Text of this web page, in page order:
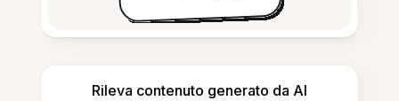
Rileva contenuto generato da AI